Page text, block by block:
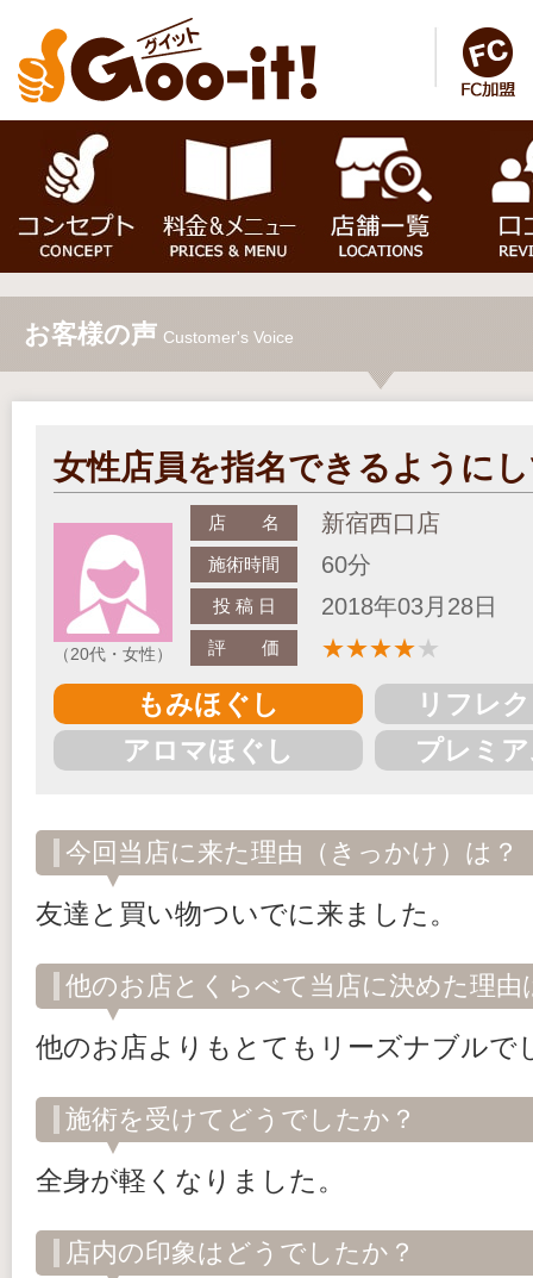
お客様の声 Customer's Voice
女性店員を指名できるように
（20代・女性）
店 名 新宿西口店
施術時間 60分
投 稿 日 2018年03月28日
評 価 ★★★★★
もみほぐし
リフレ
アロマほぐし
プレミ
今回当店に来た理由（きっかけ）は？
友達と買い物ついでに来ました。
他のお店とくらべて当店に決めた理由
他のお店よりもとてもリーズナブルで
施術を受けてどうでしたか？
全身が軽くなりました。
店内の印象はどうでしたか？